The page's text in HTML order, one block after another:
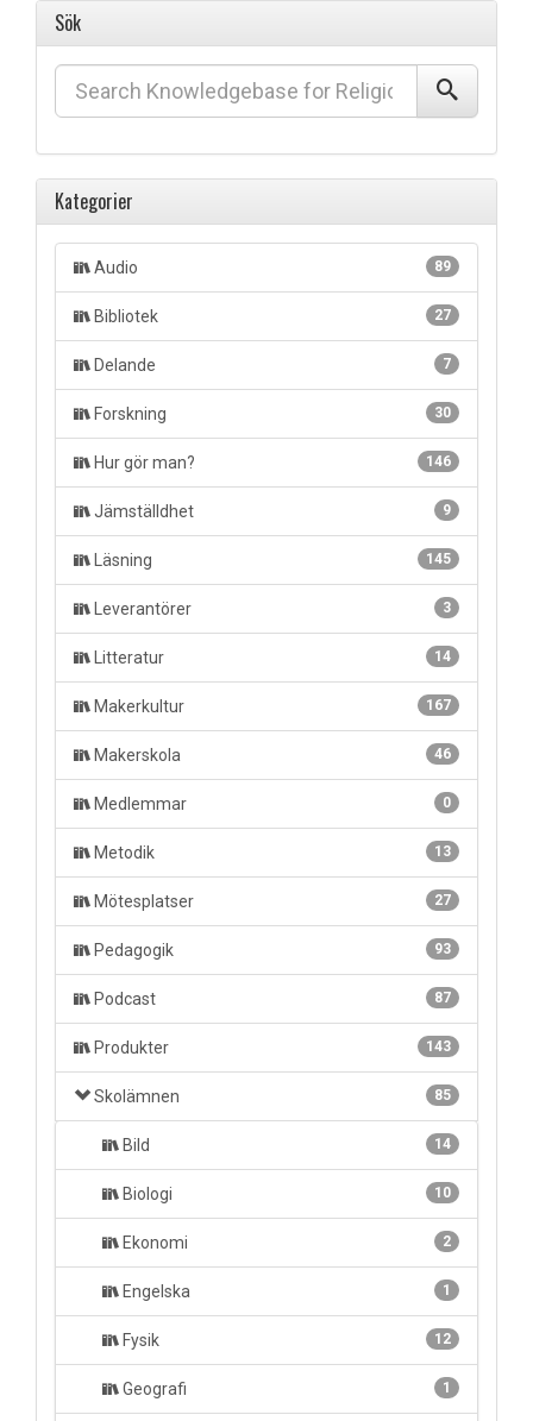
Sök
Kategorier
89
Audio
27
Bibliotek
7
Delande
30
Forskning
146
Hur gör man?
9
Jämställdhet
145
Läsning
3
Leverantörer
14
Litteratur
167
Makerkultur
46
Makerskola
0
Medlemmar
13
Metodik
27
Mötesplatser
93
Pedagogik
87
Podcast
143
Produkter
85
Skolämnen
14
Bild
10
Biologi
2
Ekonomi
1
Engelska
12
Fysik
1
Geografi